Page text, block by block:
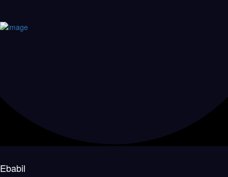
Ebabil